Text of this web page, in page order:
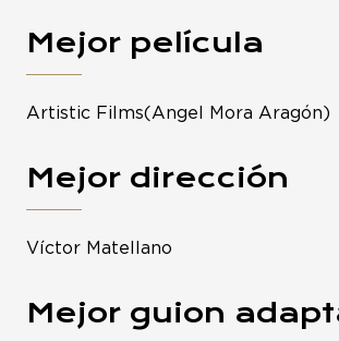
Mejor película
Artistic Films(Angel Mora Aragón)
Mejor dirección
Víctor Matellano
Mejor guion